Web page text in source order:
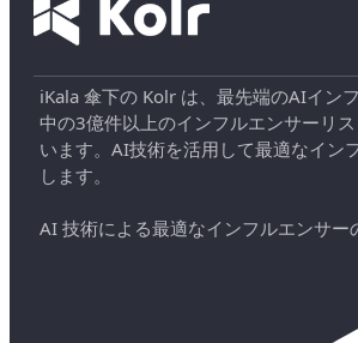
iKala 傘下の Kolr は、最先端のAIイン
中の3億件以上のインフルエンサーリ
います。AI技術を活用して最適なイン
します。
AI 技術による最適なインフルエンサ